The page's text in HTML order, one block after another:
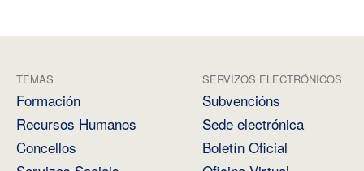
TEMAS
Formación
Recursos Humanos
Concellos
SERVIZOS ELECTRÓNICOS
Subvencións
Sede electrónica
Boletín Oficial